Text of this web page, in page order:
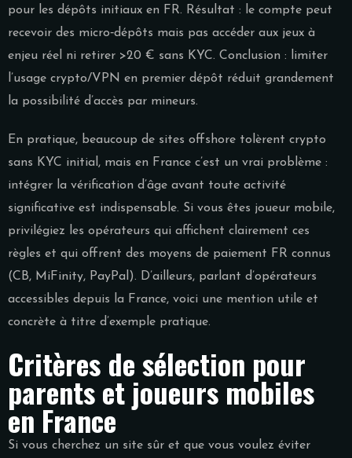
pour les dépôts initiaux en FR. Résultat : le compte peut
recevoir des micro‑dépôts mais pas accéder aux jeux à
enjeu réel ni retirer >20 € sans KYC. Conclusion : limiter
l’usage crypto/VPN en premier dépôt réduit grandement
la possibilité d’accès par mineurs.
En pratique, beaucoup de sites offshore tolèrent crypto
sans KYC initial, mais en France c’est un vrai problème :
intégrer la vérification d’âge avant toute activité
significative est indispensable. Si vous êtes joueur mobile,
privilégiez les opérateurs qui affichent clairement ces
règles et qui offrent des moyens de paiement FR connus
(CB, MiFinity, PayPal). D’ailleurs, parlant d’opérateurs
accessibles depuis la France, voici une mention utile et
concrète à titre d’exemple pratique.
Critères de sélection pour
parents et joueurs mobiles
en France
Si vous cherchez un site sûr et que vous voulez éviter